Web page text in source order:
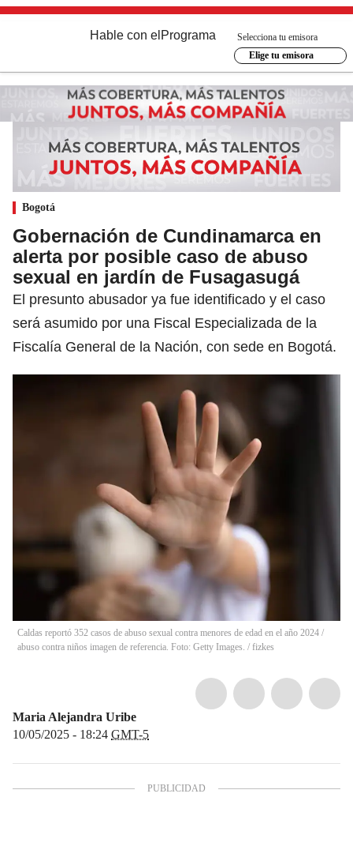
Hable con el Programa
Selecciona tu emisora
Elige tu emisora
Bogotá
Gobernación de Cundinamarca en
alerta por posible caso de abuso
sexual en jardín de Fusagasugá
El presunto abusador ya fue identificado y el caso
será asumido por una Fiscal Especializada de la
Fiscalía General de la Nación, con sede en Bogotá.
Caldas reportó 352 casos de abuso sexual contra menores de edad en el año 2024 /
abuso contra niños imagen de referencia. Foto: Getty Images. / fizkes
Maria Alejandra Uribe
10/05/2025 - 18:24 GMT-5